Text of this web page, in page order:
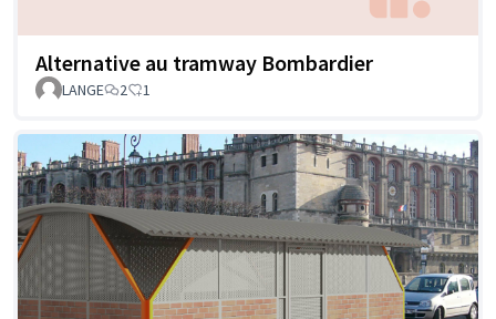
Alternative au tramway Bombardier
LANGE 2 1